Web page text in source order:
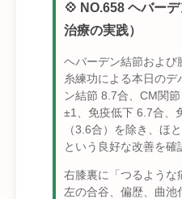
💠 NO.658 ヘバー
治療の実践）
ヘバーデン結節および
糸練功による本日の
ン結節 8.7合、CM関
±1、免疫低下 6.7合、
（3.6合）を除き、ほ
という良好な改善を確
右膝裏に「つるような
左の合谷、偏歴、曲池